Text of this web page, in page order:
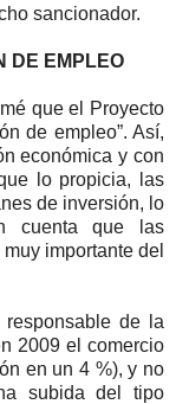
sancionador.
DE EMPLEO
que el Proyecto
de empleo”. Así,
económica y con
lo propicia, las
de inversión, lo
cuenta que las
importante del
de la
2009 el comercio
en un 4 %), y no
subida del tipo